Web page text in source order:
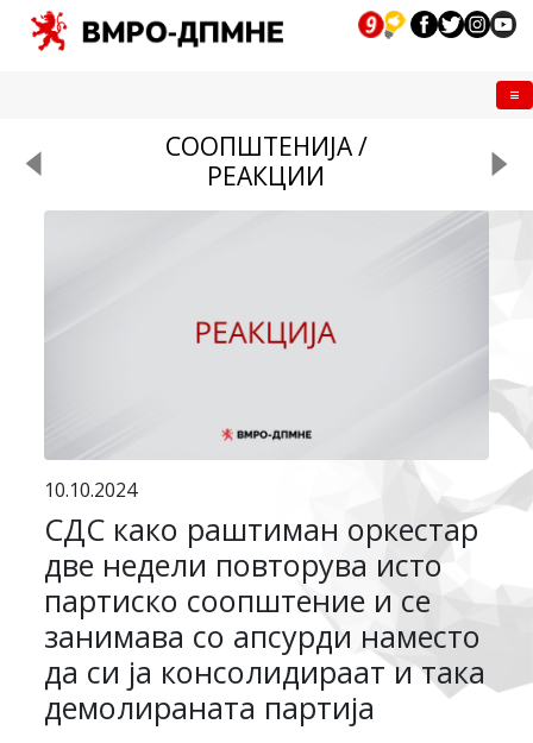
СООПШТЕНИЈА /
РЕАКЦИИ
10.10.2024
СДС како раштиман оркестар
две недели повторува исто
партиско соопштение и се
занимава со апсурди наместо
да си ја консолидираат и така
демолираната партија